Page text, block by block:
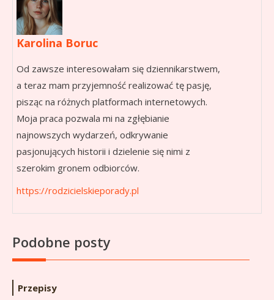
Karolina Boruc
Od zawsze interesowałam się dziennikarstwem,
a teraz mam przyjemność realizować tę pasję,
pisząc na różnych platformach internetowych.
Moja praca pozwala mi na zgłębianie
najnowszych wydarzeń, odkrywanie
pasjonujących historii i dzielenie się nimi z
szerokim gronem odbiorców.
https://rodzicielskieporady.pl
Podobne posty
Przepisy